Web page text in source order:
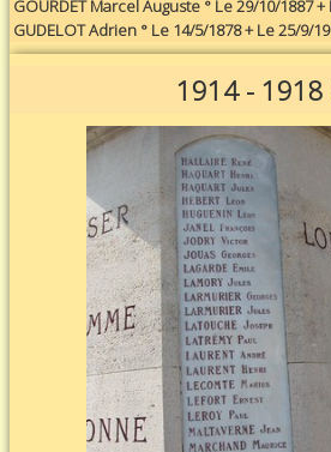
GOURDET Marcel Auguste ° Le 29/10/1887
GUDELOT Adrien ° Le 14/5/1878 + Le 25/9/
1914 - 1918